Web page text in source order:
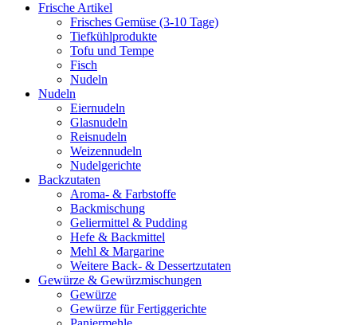
Frische Artikel
Frisches Gemüse (3-10 Tage)
Tiefkühlprodukte
Tofu und Tempe
Fisch
Nudeln
Nudeln
Eiernudeln
Glasnudeln
Reisnudeln
Weizennudeln
Nudelgerichte
Backzutaten
Aroma- & Farbstoffe
Backmischung
Geliermittel & Pudding
Hefe & Backmittel
Mehl & Margarine
Weitere Back- & Dessertzutaten
Gewürze & Gewürzmischungen
Gewürze
Gewürze für Fertiggerichte